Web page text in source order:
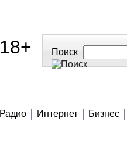
18+ Поиск
Радио Интернет Бизнес